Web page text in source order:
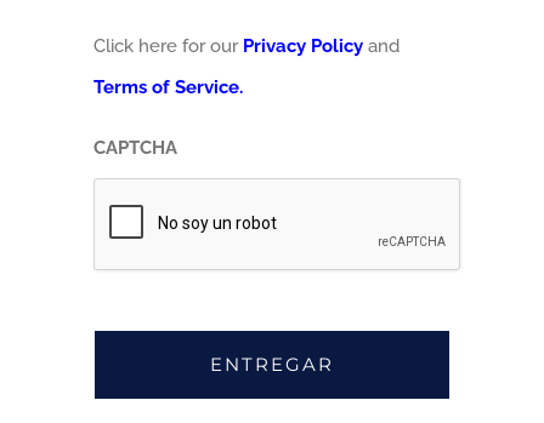
Click here for our Privacy Policy and
Terms of Service.
CAPTCHA